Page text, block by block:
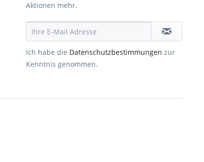
Aktionen mehr.
Ich habe die Datenschutzbestimmungen zur
Kenntnis genommen.